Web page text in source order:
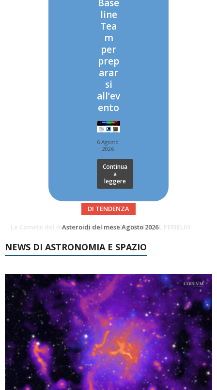
Base
line
Tea
m
per
prep
arar
si
all’ev
ento
6 Agosto
2026
Continua
a
leggere
DI TENDENZA
Asteroidi del mese Agosto 2026
NEWS DI ASTRONOMIA E SPAZIO